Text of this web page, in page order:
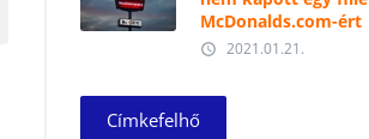
McDonalds.com-ért
access_time 2021.01.21.
Címkefelhő